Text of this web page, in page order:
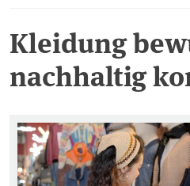
Kleidung
nachhaltig